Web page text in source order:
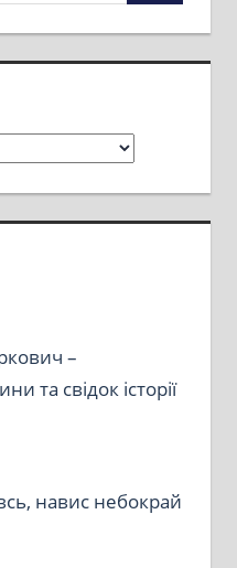
–
та свідок історії
навис небокрай